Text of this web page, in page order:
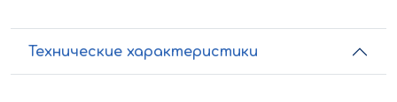
Технические характеристики